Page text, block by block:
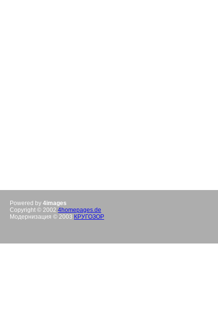
Powered by 4images
Copyright © 2002 4homepages.de
Модернизация © 2003 КРУГОЗОР